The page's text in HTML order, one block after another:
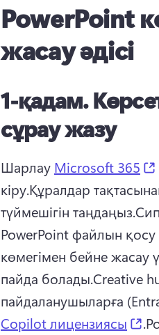
PowerPoint
жасау әдісі
1-қадам.
сұрау жазу
Шарлау Microsoft 365
кіру.Құралдар
түймешігін таңдаңыз.
PowerPoint файлын
көмегімен бейне жасау
пайда болады.Creative
пайдаланушыларға
Copilot лицензиясы
.